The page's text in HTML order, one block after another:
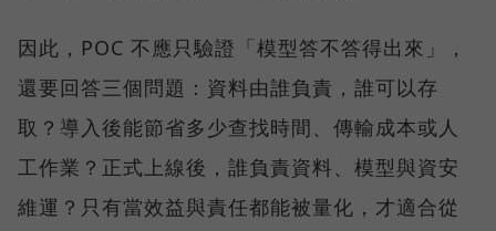
因此，POC 不應只驗證「模型答不答得出來」，
還要回答三個問題：資料由誰負責，誰可以存
取？導入後能節省多少查找時間、傳輸成本或人
工作業？正式上線後，誰負責資料、模型與資安
維運？只有當效益與責任都能被量化，才適合從